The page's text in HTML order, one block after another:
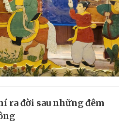
ra đời sau những đêm